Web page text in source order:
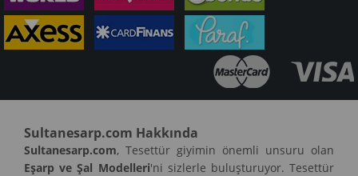
Sultanesarp.com Hakkında
Sultanesarp.com, Tesettür giyimin önemli unsuru olan
Eşarp ve Şal Modelleri'ni sizlerle buluşturuyor. Tesettür